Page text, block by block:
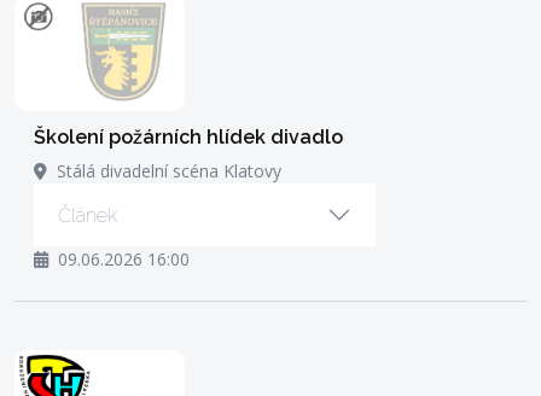
Školení požárních hlídek divadlo
Stálá divadelní scéna Klatovy
Článek
09.06.2026 16:00